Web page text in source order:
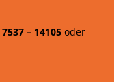
7537 – 14105 oder